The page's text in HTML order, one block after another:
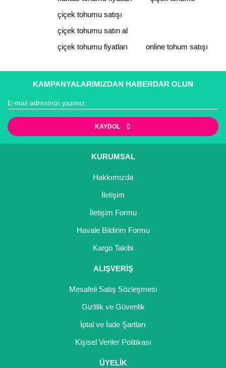
Ürün bilgilerinde hatalar bulunuyor.
Ürün fiyatı diğer sitelerden daha pahalı.
Bu ürüne benzer farklı alternatifler olmalı.
çiçek tohumu satışı
çiçek tohumu satın al
çiçek tohumu fiyatları
online tohum satışı
KAMPANYALARIMIZDAN HABERDAR OLUN
KAYDOL
KURUMSAL
Hakkımızda
İletişim
İletişim Formu
Havale Bildirim Formu
Kargo Takibi
ALIŞVERİŞ
Mesafeli Satış Sözleşmesi
Gizlilik ve Güvenlik
İptal ve İade Şartları
Kişisel Veriler Politikası
ÜYELİK
Narenciye Fidanları
Nektarin Fidanı
Pitaya Fidanı